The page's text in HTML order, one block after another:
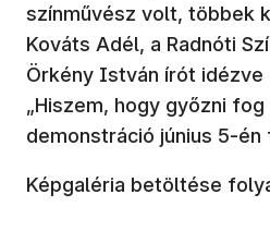
színművész volt, többek
Kováts Adél, a Radnóti
Örkény István írót idézve
„Hiszem, hogy győzni fog
demonstráció június 5-
Képgaléria betöltése